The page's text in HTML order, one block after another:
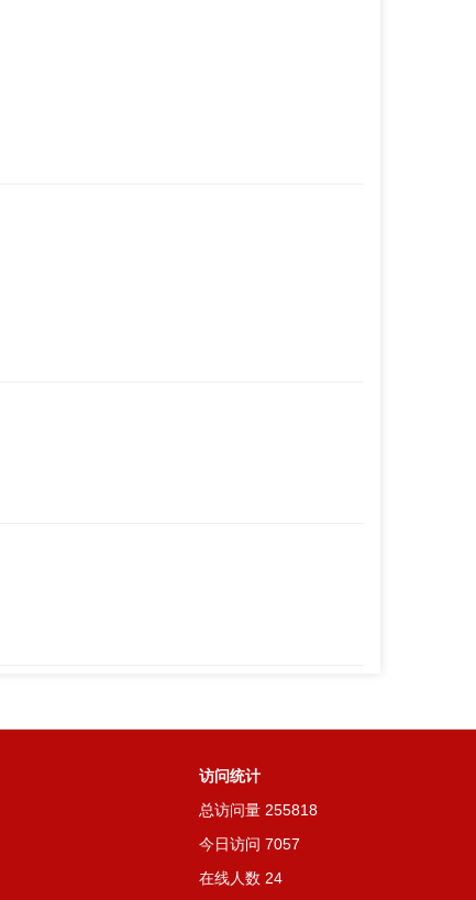
访问统计
总访问量 255818
今日访问 7057
在线人数 24